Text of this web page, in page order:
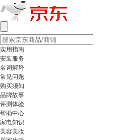
实用指南
安装服务
名词解释
常见问题
购买须知
品牌故事
评测体验
帮助中心
家电知识
美容美妆